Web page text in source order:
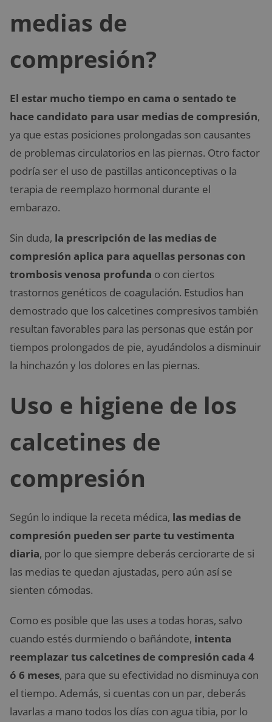
medias de
compresión?
El estar mucho tiempo en cama o sentado te
hace candidato para usar medias de compresión,
ya que estas posiciones prolongadas son causantes
de problemas circulatorios en las piernas. Otro factor
podría ser el uso de pastillas anticonceptivas o la
terapia de reemplazo hormonal durante el
embarazo.
Sin duda, la prescripción de las medias de
compresión aplica para aquellas personas con
trombosis venosa profunda o con ciertos
trastornos genéticos de coagulación. Estudios han
demostrado que los calcetines compresivos también
resultan favorables para las personas que están por
tiempos prolongados de pie, ayudándolos a disminuir
la hinchazón y los dolores en las piernas.
Uso e higiene de los
calcetines de
compresión
Según lo indique la receta médica, las medias de
compresión pueden ser parte tu vestimenta
diaria, por lo que siempre deberás cerciorarte de si
las medias te quedan ajustadas, pero aún así se
sienten cómodas.
Como es posible que las uses a todas horas, salvo
cuando estés durmiendo o bañándote, intenta
reemplazar tus calcetines de compresión cada 4
ó 6 meses, para que su efectividad no disminuya con
el tiempo. Además, si cuentas con un par, deberás
lavarlas a mano todos los días con agua tibia, por lo